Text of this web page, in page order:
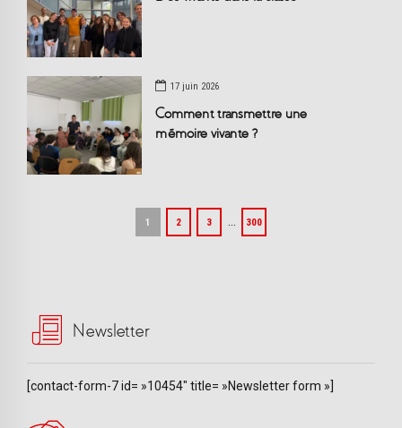
17 juin 2026
Comment transmettre une
mémoire vivante ?
1 2 3 … 300
Newsletter
[contact-form-7 id= »10454″ title= »Newsletter form »]